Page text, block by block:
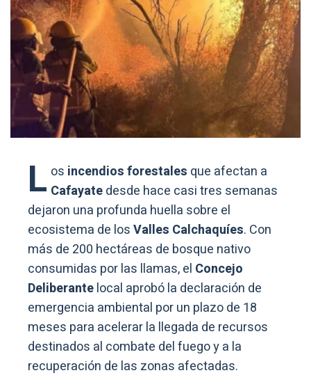
L os incendios forestales que afectan a
Cafayatedesde hace casi tres semanas
dejaron una profunda huella sobre el
ecosistema de losValles Calchaquíes. Con
más de 200 hectáreas de bosque nativo
consumidas por las llamas, el Concejo
Deliberantelocal aprobó la declaración de
emergencia ambiental por un plazo de 18
meses para acelerar la llegada de recursos
destinados al combate del fuego y a la
recuperación de las zonas afectadas.